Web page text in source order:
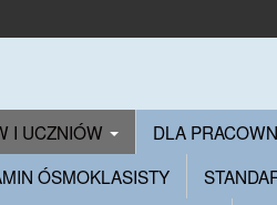
I UCZNIÓW DLA
ÓSMOKLASISTY